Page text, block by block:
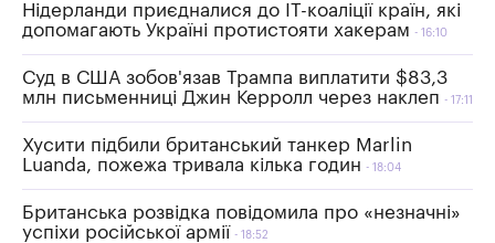
Нідерланди приєдналися до ІТ-коаліції країн, які
допомагають Україні протистояти хакерам
16:10
Суд в США зобов'язав Трампа виплатити $83,3
млн письменниці Джин Керролл через наклеп
17:11
Хусити підбили британський танкер Marlin
Luanda, пожежа тривала кілька годин
18:04
Британська розвідка повідомила про «незначні»
успіхи російської армії
18:52